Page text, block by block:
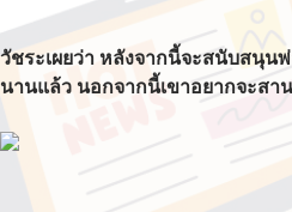
วัชระเผยว่า หลังจากนี้จะสนับสนุ
นานแล้ว นอกจากนี้เขาอยากจะส